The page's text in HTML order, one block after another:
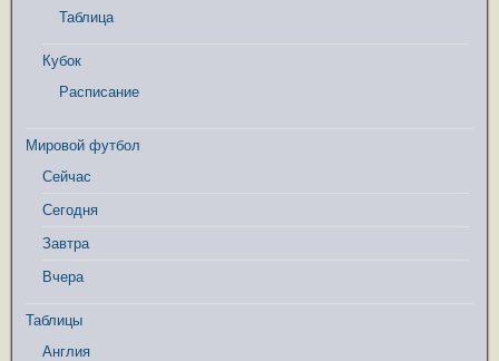
Таблица
Кубок
Расписание
Мировой футбол
Сейчас
Сегодня
Завтра
Вчера
Таблицы
Англия